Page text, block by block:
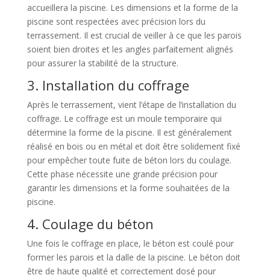
accueillera la piscine. Les dimensions et la forme de la
piscine sont respectées avec précision lors du
terrassement. Il est crucial de veiller à ce que les parois
soient bien droites et les angles parfaitement alignés
pour assurer la stabilité de la structure.
3. Installation du coffrage
Après le terrassement, vient l’étape de l’installation du
coffrage. Le coffrage est un moule temporaire qui
détermine la forme de la piscine. Il est généralement
réalisé en bois ou en métal et doit être solidement fixé
pour empêcher toute fuite de béton lors du coulage.
Cette phase nécessite une grande précision pour
garantir les dimensions et la forme souhaitées de la
piscine.
4. Coulage du béton
Une fois le coffrage en place, le béton est coulé pour
former les parois et la dalle de la piscine. Le béton doit
être de haute qualité et correctement dosé pour